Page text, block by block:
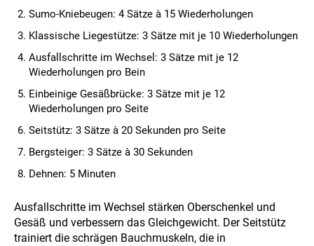
Sumo-Kniebeugen: 4 Sätze à 15 Wiederholungen
Klassische Liegestütze: 3 Sätze mit je 10 Wiederholungen
Ausfallschritte im Wechsel: 3 Sätze mit je 12
Wiederholungen pro Bein
Einbeinige Gesäßbrücke: 3 Sätze mit je 12
Wiederholungen pro Seite
Seitstütz: 3 Sätze à 20 Sekunden pro Seite
Bergsteiger: 3 Sätze à 30 Sekunden
Dehnen: 5 Minuten
Ausfallschritte im Wechsel stärken Oberschenkel und
Gesäß und verbessern das Gleichgewicht. Der Seitstütz
trainiert die schrägen Bauchmuskeln, die in